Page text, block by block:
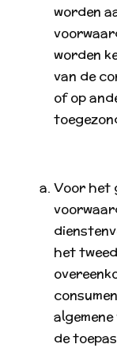
worden
worden
van de
of op
Voor het
het
de